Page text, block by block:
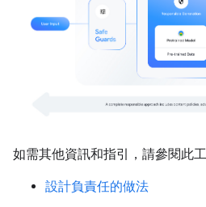
如需其他資訊和指引，請參閱此
設計負責任的做法